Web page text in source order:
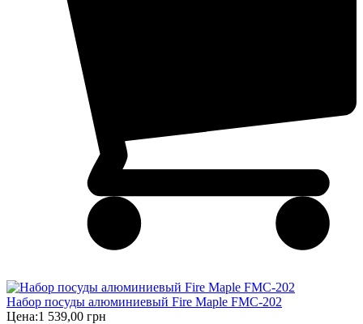
Набор посуды алюминиевый Fire Maple FMC-202
Цена:1 539,00 грн